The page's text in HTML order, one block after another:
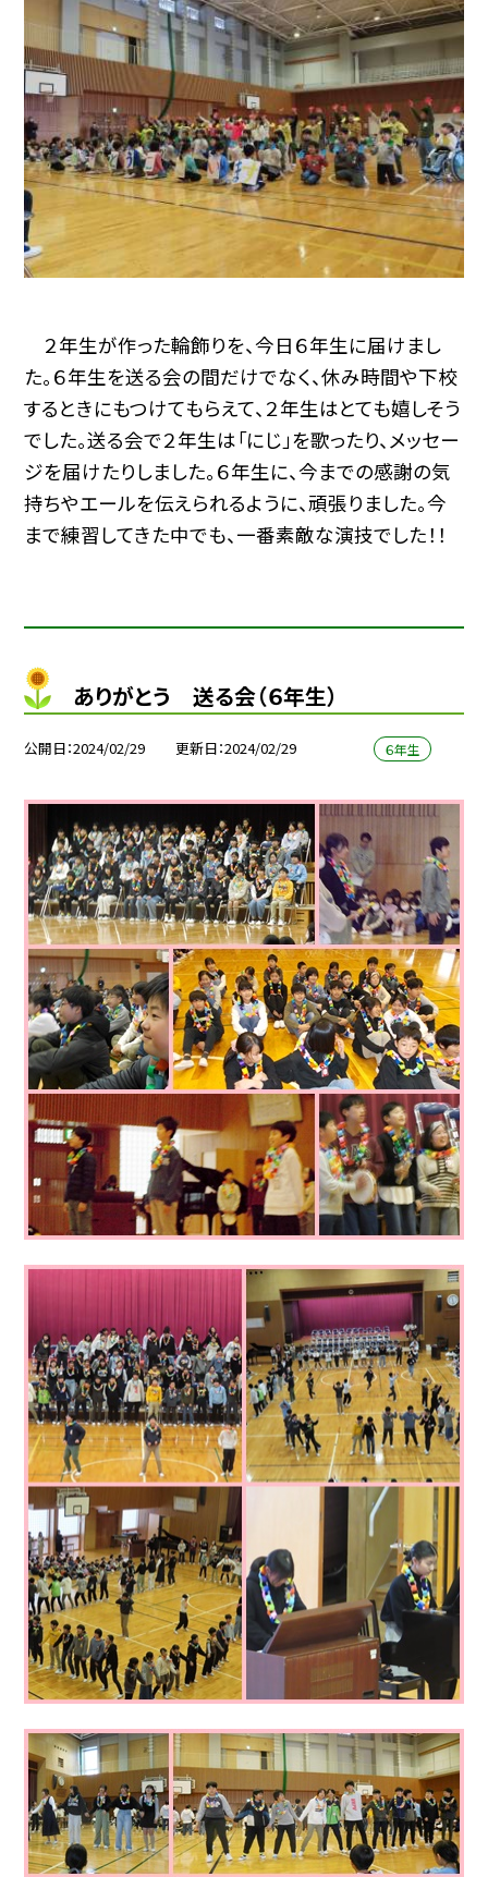
２年生が作った輪飾りを、今日６年生に届けまし
た。６年生を送る会の間だけでなく、休み時間や下校
するときにもつけてもらえて、２年生はとても嬉しそう
でした。送る会で２年生は「にじ」を歌ったり、メッセー
ジを届けたりしました。６年生に、今までの感謝の気
持ちやエールを伝えられるように、頑張りました。今
まで練習してきた中でも、一番素敵な演技でした！！
ありがとう 送る会（６年生）
公開日 2024/02/29 更新日 2024/02/29 ６年生